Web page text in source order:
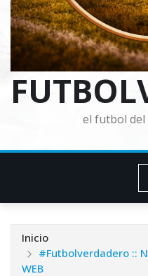
el futbol del
Inicio
#Futbolverdadero ::
WEB